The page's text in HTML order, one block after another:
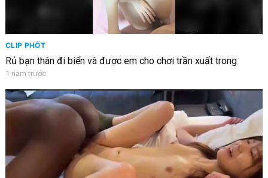
CLIP PHỐT
Rủ bạn thân đi biển và được em cho chơi trần xuất trong
1 năm trước